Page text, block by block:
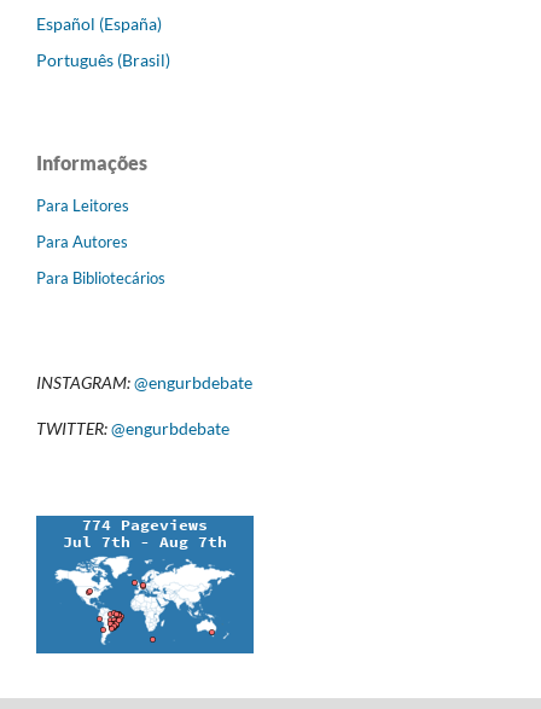
Español (España)
Português (Brasil)
Informações
Para Leitores
Para Autores
Para Bibliotecários
INSTAGRAM:@engurbdebate
TWITTER:@engurbdebate